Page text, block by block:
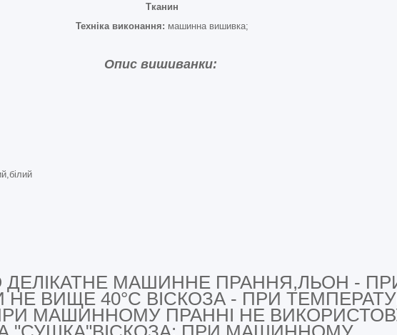
Тканин
Техніка виконання: машинна вишивка;
Опис вишиванки:
МАШИННЕ ПРАННЯ,ЛЬОН -
НЕ ВИЩЕ 40°С ВІСКОЗА - ПРИ
МАШИННОМУ ПРАННІ НЕ